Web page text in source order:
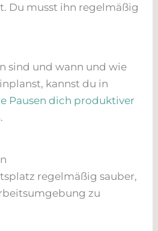
Du musst ihn regelmäßig
sind und wann und wie
kannst du in
Pausen dich produktiver
regelmäßig sauber,
zu